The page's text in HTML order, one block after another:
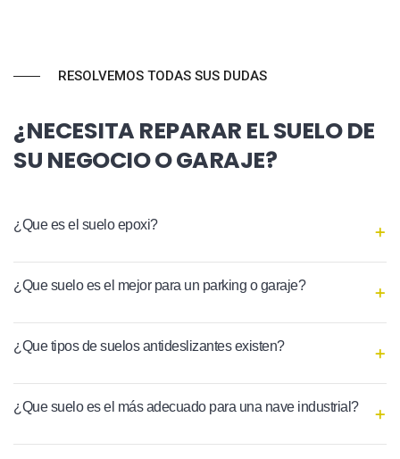
RESOLVEMOS TODAS SUS DUDAS
¿NECESITA REPARAR EL SUELO DE
SU NEGOCIO O GARAJE?
¿Que es el suelo epoxi?
¿Que suelo es el mejor para un parking o garaje?
¿Que tipos de suelos antideslizantes existen?
¿Que suelo es el más adecuado para una nave industrial?